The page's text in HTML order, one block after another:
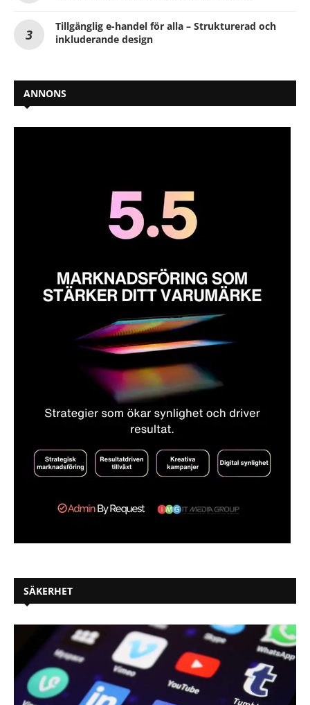
Tillgänglig e-handel för alla – Strukturerad och
inkluderande design
ANNONS
SÄKERHET